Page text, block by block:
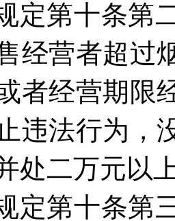
定第十条第
经营者超过
者经营期限
违法行为，
处二万元以
定第十条第